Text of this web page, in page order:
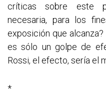
críticas sobre este
necesaria, para los
exposición que
es sólo un golpe de
Rossi, el efecto, sería el
*